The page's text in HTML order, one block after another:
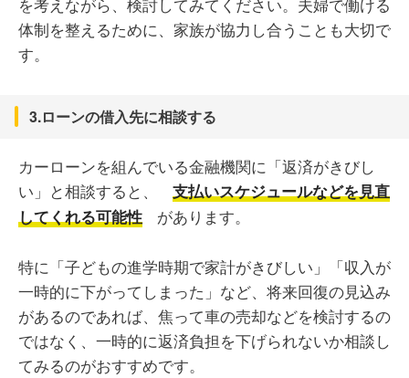
体制を整えるために、家族が協力し合うことも大切で
す。
3.ローンの借入先に相談する
カーローンを組んでいる金融機関に「返済がきびし
い」と相談すると、
支払いスケジュールなどを見直
してくれる可能性
があります。
特に「子どもの進学時期で家計がきびしい」「収入が
一時的に下がってしまった」など、将来回復の見込み
があるのであれば、焦って車の売却などを検討するの
ではなく、一時的に返済負担を下げられないか相談し
てみるのがおすすめです。